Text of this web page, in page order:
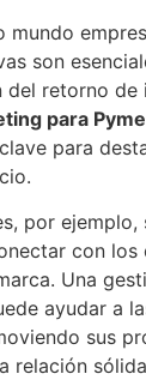
mundo
son
retorno de
para
para
por
con los
Una
ayudar a
sus
relación